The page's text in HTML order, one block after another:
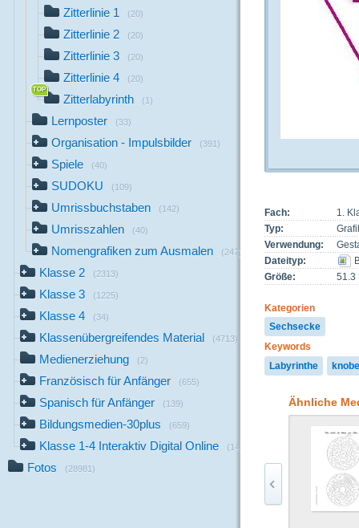
Zitterlinie 1 (20)
Zitterlinie 2 (20)
Zitterlinie 3 (20)
Zitterlinie 4 (20)
Zitterlabyrinth (1)
Lernposter (33)
Organisation - Impulsbilder (391)
Spiele (40)
SUDOKU (109)
Umrissbuchstaben (142)
Umrisszahlen (40)
Nomengrafiken zum Ausmalen (247)
Klasse 2 (2313)
Klasse 3 (1225)
Klasse 4 (34)
Klassenübergreifendes Material (4713)
Medienerziehung (2)
Französisch für Anfänger (655)
Spanisch für Anfänger (139)
Bildungsmedien-30plus (659)
Klasse 1-4 Interaktiv Digital Online (14)
Fotos (28981)
Fach:
1.
Typ:
Verwendung:
Dateityp:
Größe:
51.3
Kategorien
Sechsecke
Keywords
Labyrinthe
Ähnliche